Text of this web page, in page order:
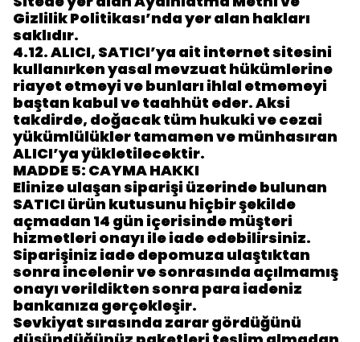
Gizlilik Politikası’nda yer alan hakları
saklıdır.
4.12.ALICI, SATICI’ya ait internet sitesini
kullanırken yasal mevzuat hükümlerine
riayet etmeyi ve bunları ihlal etmemeyi
baştan kabul ve taahhüt eder. Aksi
takdirde, doğacak tüm hukuki ve cezai
yükümlülükler tamamen ve münhasıran
ALICI’ya yükletilecektir.
MADDE 5: CAYMA HAKKI
Elinize ulaşan siparişi üzerinde bulunan
SATICI ürün kutusunu hiçbir şekilde
açmadan 14 gün içerisinde müşteri
hizmetleri onayı ile iade edebilirsiniz.
Siparişiniz iade depomuza ulaştıktan
sonra incelenir ve sonrasında açılmamış
onayı verildikten sonra para iadeniz
bankanıza gerçekleşir.
Sevkiyat sırasında zarar gördüğünü